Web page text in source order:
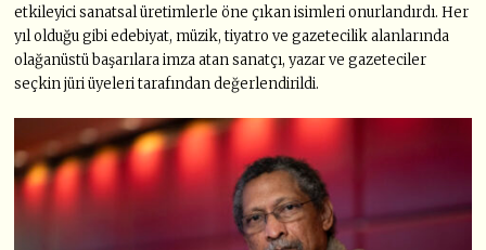
etkileyici sanatsal üretimlerle öne çıkan isimleri onurlandırdı. Her
yıl olduğu gibi edebiyat, müzik, tiyatro ve gazetecilik alanlarında
olağanüstü başarılara imza atan sanatçı, yazar ve gazeteciler
seçkin jüri üyeleri tarafından değerlendirildi.